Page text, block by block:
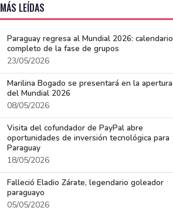
MÁS LEÍDAS
Paraguay regresa al Mundial 2026: calendario
completo de la fase de grupos
23/05/2026
Marilina Bogado se presentará en la apertura
del Mundial 2026
08/05/2026
Visita del cofundador de PayPal abre
oportunidades de inversión tecnológica para
Paraguay
18/05/2026
Falleció Eladio Zárate, legendario goleador
paraguayo
05/05/2026